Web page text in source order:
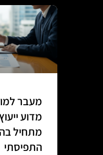
מעבר
מדוע
מתחיל
התפיסתי